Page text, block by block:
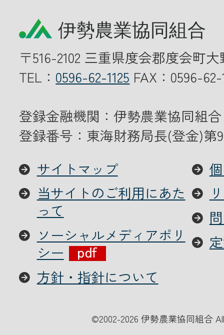
〒516-2102 三重県度会郡度会町
TEL： 0596-62-1125 FAX：0596-62-
登録金融機関：伊勢農業協同組合
登録番号：東海財務局長(登金)第
サイトマップ
当サイトのご利用にあた
って
ソーシャルメディアポリ
シー
方針・指針について
©2002-2026 伊勢農業協同組合